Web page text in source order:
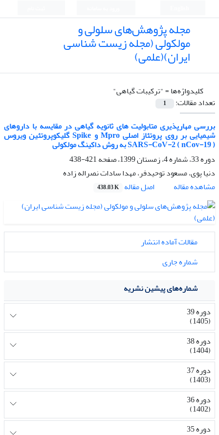
مجله پژوهش‌های سلولی و
مولکولی (مجله زیست شناسی
ایران)(علمی)
کلیدواژه‌ها ="ترکیبات گیاهی"
تعداد مقالات:
1
بررسی مهارپذیری متابولیت های ثانویه گیاهی در مقایسه با داروهای
شیمیایی بر روی پروتئاز اصلی Mpro و Spike گلیکوپروتئین ویروس
SARS-CoV-2 ( nCov-19 ) به روش داکینگ مولکولی
دوره 33، شماره 4، زمستان 1399، صفحه
421-438
دنیا پوی، مسعود توحیدفر، مهدا سادات نصراله زاده
مشاهده مقاله
اصل مقاله 438.03 K
مقالات آماده انتشار
شماره جاری
شماره‌های پیشین نشریه
دوره 39
(1405)
دوره 38
(1404)
دوره 37
(1403)
دوره 36
(1402)
دوره 35